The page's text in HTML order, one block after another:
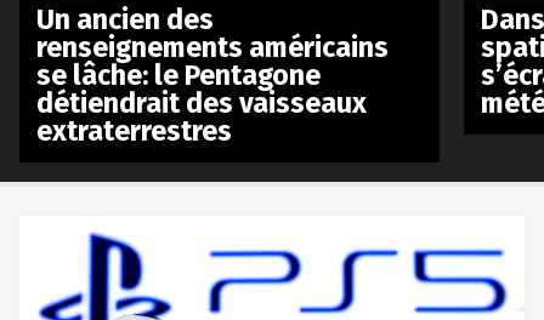
Un ancien des
renseignements américains
se lâche: le Pentagone
détiendrait des vaisseaux
extraterrestres